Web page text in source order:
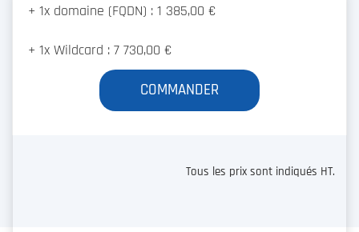
+ 1x domaine (FQDN) : 1 385,00 €
+ 1x Wildcard : 7 730,00 €
COMMANDER
Tous les prix sont indiqués HT.